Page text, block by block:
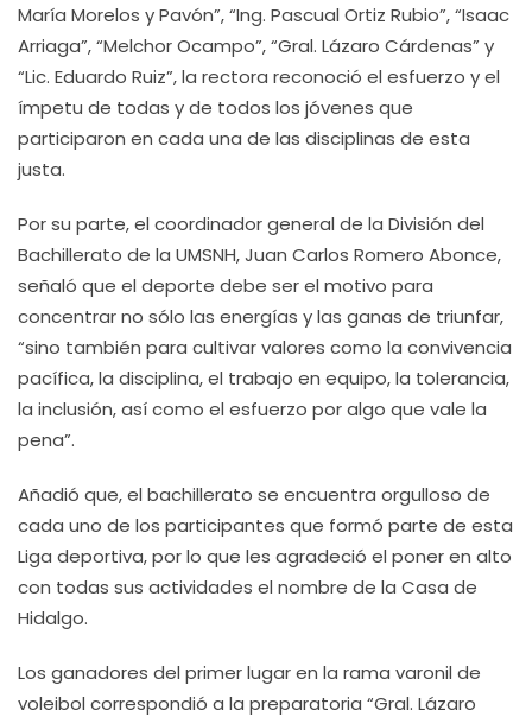
María Morelos y Pavón”, “Ing. Pascual Ortiz Rubio”, “Isaac
Arriaga”, “Melchor Ocampo”, “Gral. Lázaro Cárdenas” y
“Lic. Eduardo Ruiz”, la rectora reconoció el esfuerzo y el
ímpetu de todas y de todos los jóvenes que
participaron en cada una de las disciplinas de esta
justa.
Por su parte, el coordinador general de la División del
Bachillerato de la UMSNH, Juan Carlos Romero Abonce,
señaló que el deporte debe ser el motivo para
concentrar no sólo las energías y las ganas de triunfar,
“sino también para cultivar valores como la convivencia
pacífica, la disciplina, el trabajo en equipo, la tolerancia,
la inclusión, así como el esfuerzo por algo que vale la
pena”.
Añadió que, el bachillerato se encuentra orgulloso de
cada uno de los participantes que formó parte de esta
Liga deportiva, por lo que les agradeció el poner en alto
con todas sus actividades el nombre de la Casa de
Hidalgo.
Los ganadores del primer lugar en la rama varonil de
voleibol correspondió a la preparatoria “Gral. Lázaro